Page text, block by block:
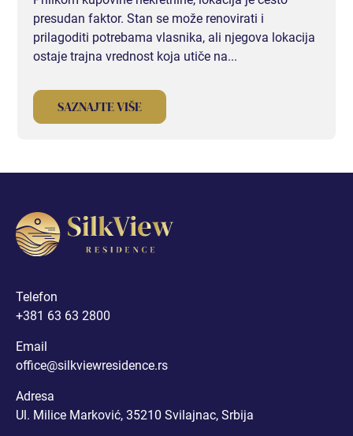
JEDNOSOBAN
JEDNOSOBAN STAN I
JEDNOSOBAN STAN II
JEDNOSOBAN STAN V (RASPRODATO)
DVOSOBAN
DVOSOBAN STAN I (RASPRODATO)
DVOSOBAN STAN II (RASPRODATO)
presudan faktor. Stan se može renovirati i
prilagoditi potrebama vlasnika, ali njegova lokacija
ostaje trajna vrednost koja utiče na...
SAZNAJTE VIŠE
Telefon
+381 63 63 2800
Email
office@silkviewresidence.rs
Adresa
Ul. Milice Marković, 35210 Svilajnac, Srbija